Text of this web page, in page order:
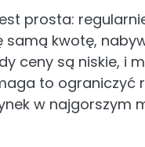
prosta:
samą kwotę,
ceny są niskie, i
to ograniczyć
w najgorszym